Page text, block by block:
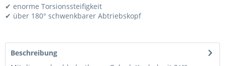
✔ enorme Torsionssteifigkeit
✔ über 180° schwenkbarer Abtriebskopf
Beschreibung